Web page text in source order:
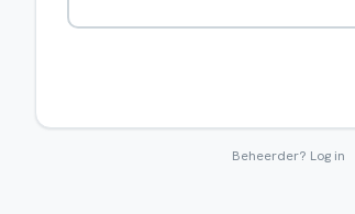
Beheerder? Log in